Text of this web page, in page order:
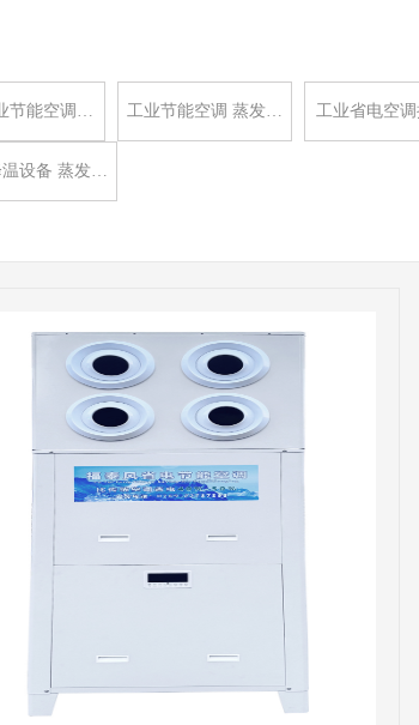
节能空调… 工业节能空调 蒸发… 工业省电空
温设备 蒸发…